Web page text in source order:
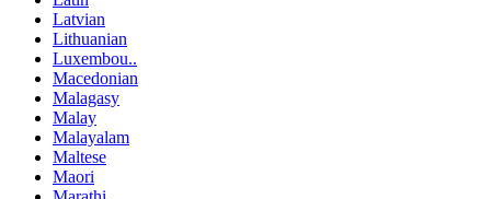
Latvian
Lithuanian
Luxembou..
Macedonian
Malagasy
Malay
Malayalam
Maltese
Maori